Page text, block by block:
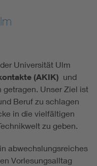
Universität Ulm
(AKIK) ​ und
getragen. Unser Ziel ist
Beruf zu schlagen
in die vielfältigen
zu geben.
abwechslungsreiches
Vorlesungsalltag